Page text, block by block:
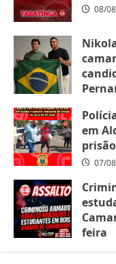
08/
em
07/
feira